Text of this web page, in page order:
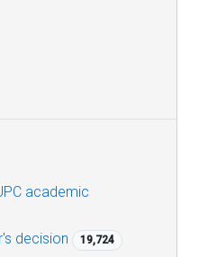
academic
decision 19,724